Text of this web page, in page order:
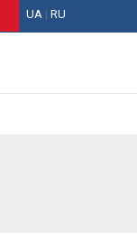
UA| RU